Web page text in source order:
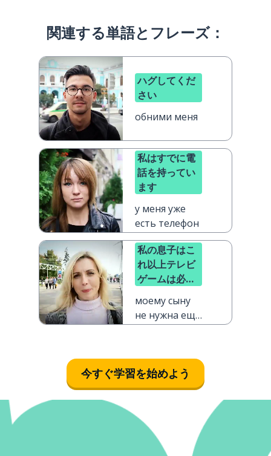
関連する単語とフレーズ：
ハグしてくだ
さい
обними меня
私はすでに電
話を持ってい
ます
у меня уже
есть телефон
私の息子はこ
れ以上テレビ
ゲームは必要
моему сыну
не нужна ещё
今すぐ学習を始めよう